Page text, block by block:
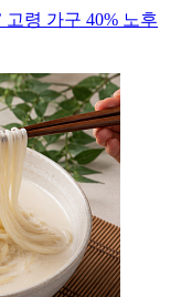
령 가구 40% 노후